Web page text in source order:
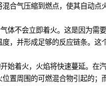
合气压缩到燃点，使其自动点
不会立即着火。这是因为需要
，并形成足够的反应链条。这
着火，火焰将快速蔓延。在汽
置周围的可燃混合物引起的；